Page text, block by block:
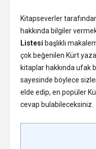
Kitapseverler
hakkında bilgiler
Listesi başlıklı
çok beğenilen Kürt
kitaplar hakkında ufak
sayesinde böylece
elde edip, en popüler
cevap bulabileceksiniz.